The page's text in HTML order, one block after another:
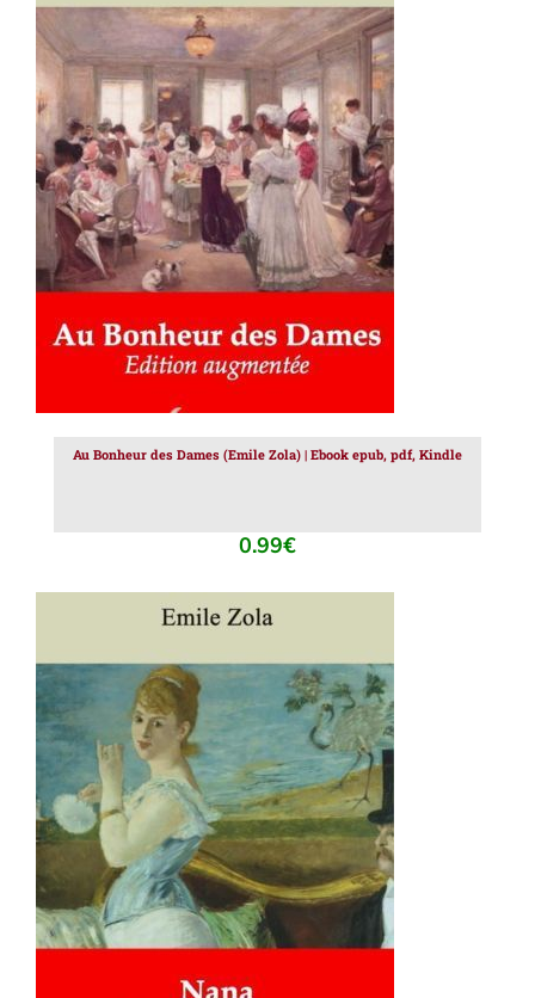
AJOUTER AU PANIER / DÉTAILS
Au Bonheur des Dames (Emile Zola) | Ebook epub, pdf, Kindle
0.99€
AJOUTER AU PANIER / DÉTAILS